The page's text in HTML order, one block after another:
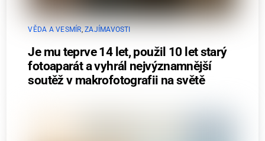
VĚDA A VESMÍR,ZAJÍMAVOSTI
Je mu teprve 14 let, použil 10 let starý
fotoaparát a vyhrál nejvýznamnější
soutěž v makrofotografii na světě